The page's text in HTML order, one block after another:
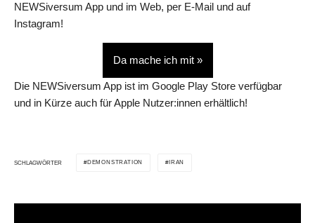
NEWSiversum App und im Web, per E-Mail und auf
Instagram!
Da mache ich mit »
Die NEWSiversum App ist im Google Play Store verfügbar
und in Kürze auch für Apple Nutzer:innen erhältlich!
SCHLAGWÖRTER DEMONSTRATION IRAN